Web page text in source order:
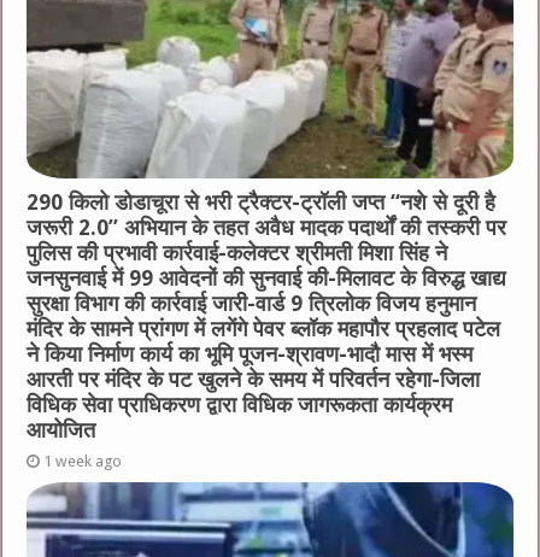
290 किलो डोडाचूरा से भरी ट्रैक्टर-ट्रॉली जप्त “नशे से दूरी है
जरूरी 2.0” अभियान के तहत अवैध मादक पदार्थों की तस्करी पर
पुलिस की प्रभावी कार्रवाई-कलेक्टर श्रीमती मिशा सिंह ने
जनसुनवाई में 99 आवेदनों की सुनवाई की-मिलावट के विरुद्ध खाद्य
सुरक्षा विभाग की कार्रवाई जारी-वार्ड 9 त्रिलोक विजय हनुमान
मंदिर के सामने प्रांगण में लगेंगे पेवर ब्लॉक महापौर प्रहलाद पटेल
ने किया निर्माण कार्य का भूमि पूजन-श्रावण-भादौ मास में भस्म
आरती पर मंदिर के पट खुलने के समय में परिवर्तन रहेगा-जिला
विधिक सेवा प्राधिकरण द्वारा विधिक जागरूकता कार्यक्रम
आयोजित
1 week ago